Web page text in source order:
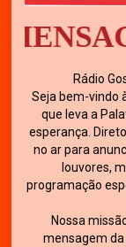
Rádio
Seja bem-vindo
que leva a
esperança.
no ar para
louvores,
programação
Nossa
mensagem da